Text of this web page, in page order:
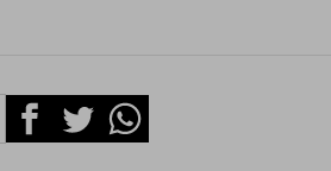
FacebookTwitterWhatsapp